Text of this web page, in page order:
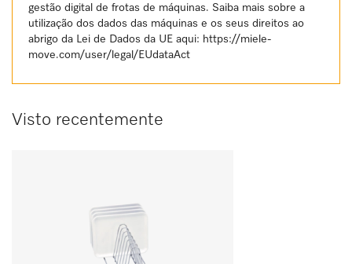
gestão digital de frotas de máquinas. Saiba mais sobre a
utilização dos dados das máquinas e os seus direitos ao
abrigo da Lei de Dados da UE aqui: https://miele-
move.com/user/legal/EUdataAct
Visto recentemente